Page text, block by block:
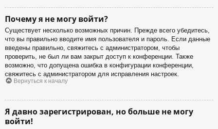
Почему я не могу войти?
Существует несколько возможных причин. Прежде всего убедитесь,
что вы правильно вводите имя пользователя и пароль. Если данные
введены правильно, свяжитесь с администратором, чтобы
проверить, не был ли вам закрыт доступ к конференции. Также
возможно, что допущена ошибка в конфигурации конференции,
свяжитесь с администратором для исправления настроек.
Вернуться к началу
Я давно зарегистрирован, но больше не могу
войти!